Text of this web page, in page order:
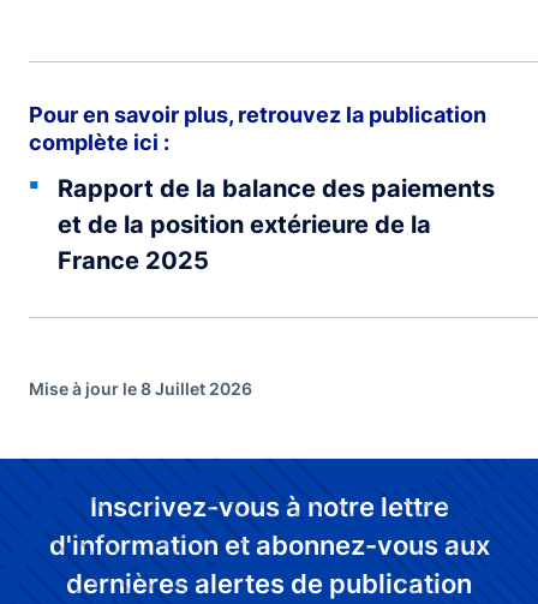
Pour en savoir plus, retrouvez la publication
complète ici :
Rapport de la balance des paiements
et de la position extérieure de la
France 2025
Mise à jour le 8 Juillet 2026
Inscrivez-vous à notre lettre
d'information et abonnez-vous aux
dernières alertes de publication